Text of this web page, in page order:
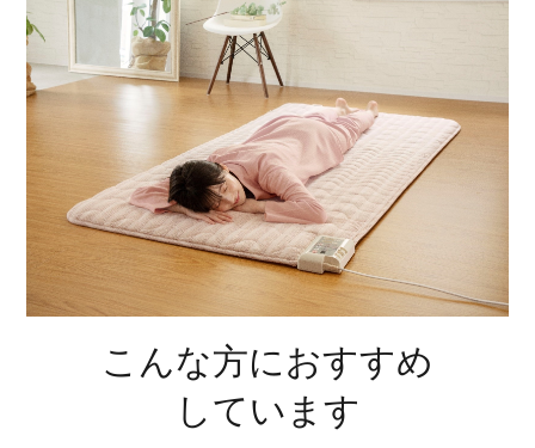
こんな方におすすめ
しています